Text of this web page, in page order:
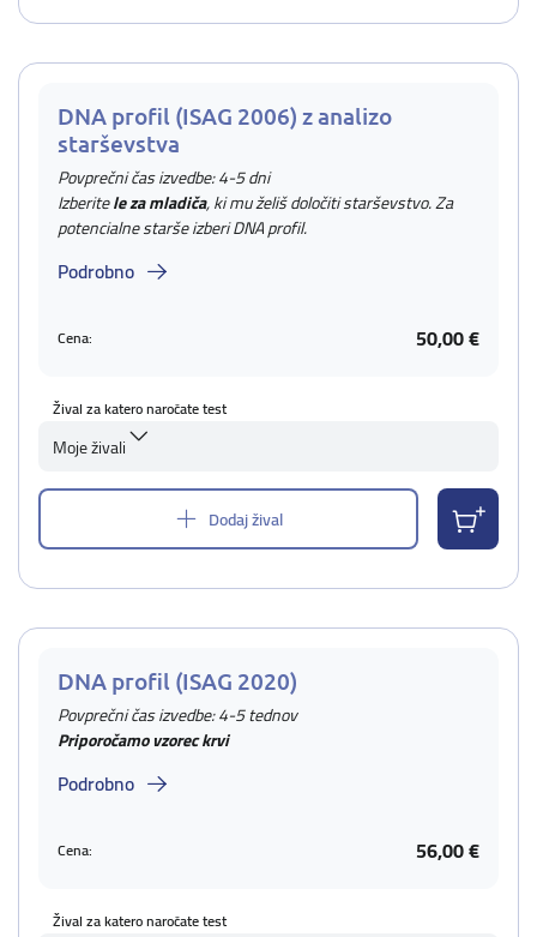
DNA profil (ISAG 2006) z analizo
starševstva
Povprečni čas izvedbe: 4-5 dni
Izberitele za mladiča, ki mu želiš določiti starševstvo. Za
potencialne starše izberi DNA profil.
Podrobno
Cena: 50,00 €
Žival za katero naročate test
Moje živali
Dodaj žival
DNA profil (ISAG 2020)
Povprečni čas izvedbe: 4-5 tednov
Priporočamo vzorec krvi
Podrobno
Cena: 56,00 €
Žival za katero naročate test